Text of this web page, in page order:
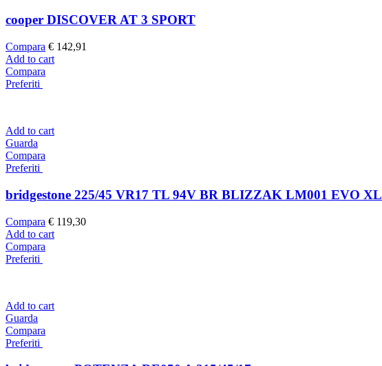
cooper DISCOVER AT 3 SPORT
Compara € 142,91
Add to cart
Compara
Preferiti
Add to cart
Guarda
Compara
Preferiti
bridgestone 225/45 VR17 TL 94V BR BLIZZAK LM001 EVO XL
Compara € 119,30
Add to cart
Compara
Preferiti
Add to cart
Guarda
Compara
Preferiti